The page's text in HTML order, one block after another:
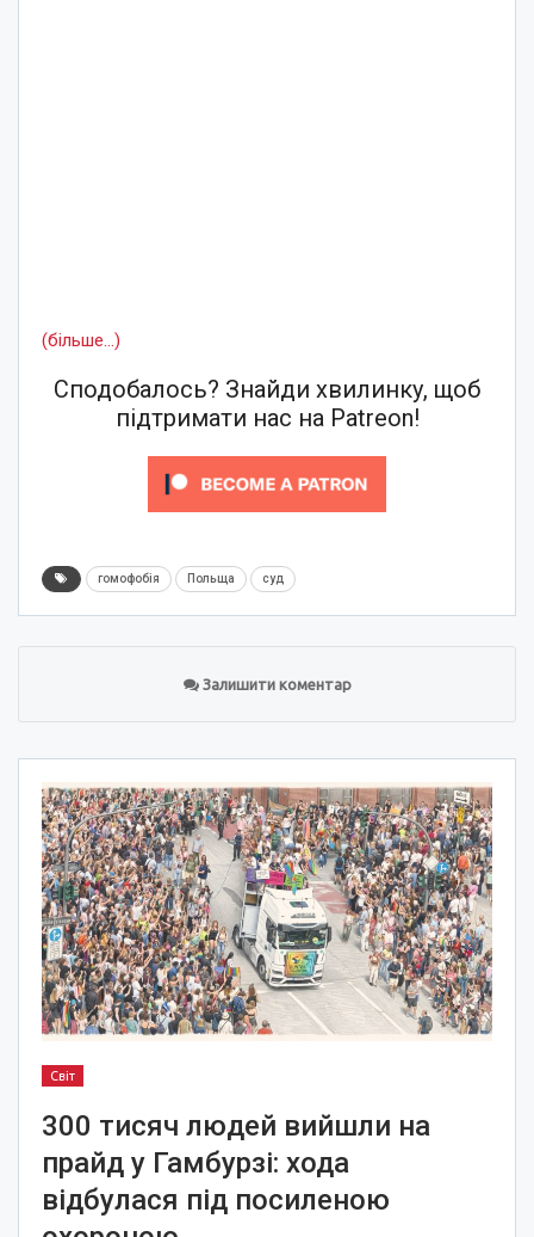
(більше…)
Сподобалось? Знайди хвилинку, щоб
підтримати нас на Patreon!
гомофобія Польща суд
Залишити коментар
Світ
300 тисяч людей вийшли на
прайд у Гамбурзі: хода
відбулася під посиленою